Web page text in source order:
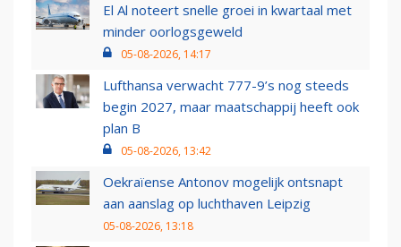
El Al noteert snelle groei in kwartaal met
minder oorlogsgeweld
05-08-2026, 14:17
Lufthansa verwacht 777-9’s nog steeds
begin 2027, maar maatschappij heeft ook
plan B
05-08-2026, 13:42
Oekraïense Antonov mogelijk ontsnapt
aan aanslag op luchthaven Leipzig
05-08-2026, 13:18